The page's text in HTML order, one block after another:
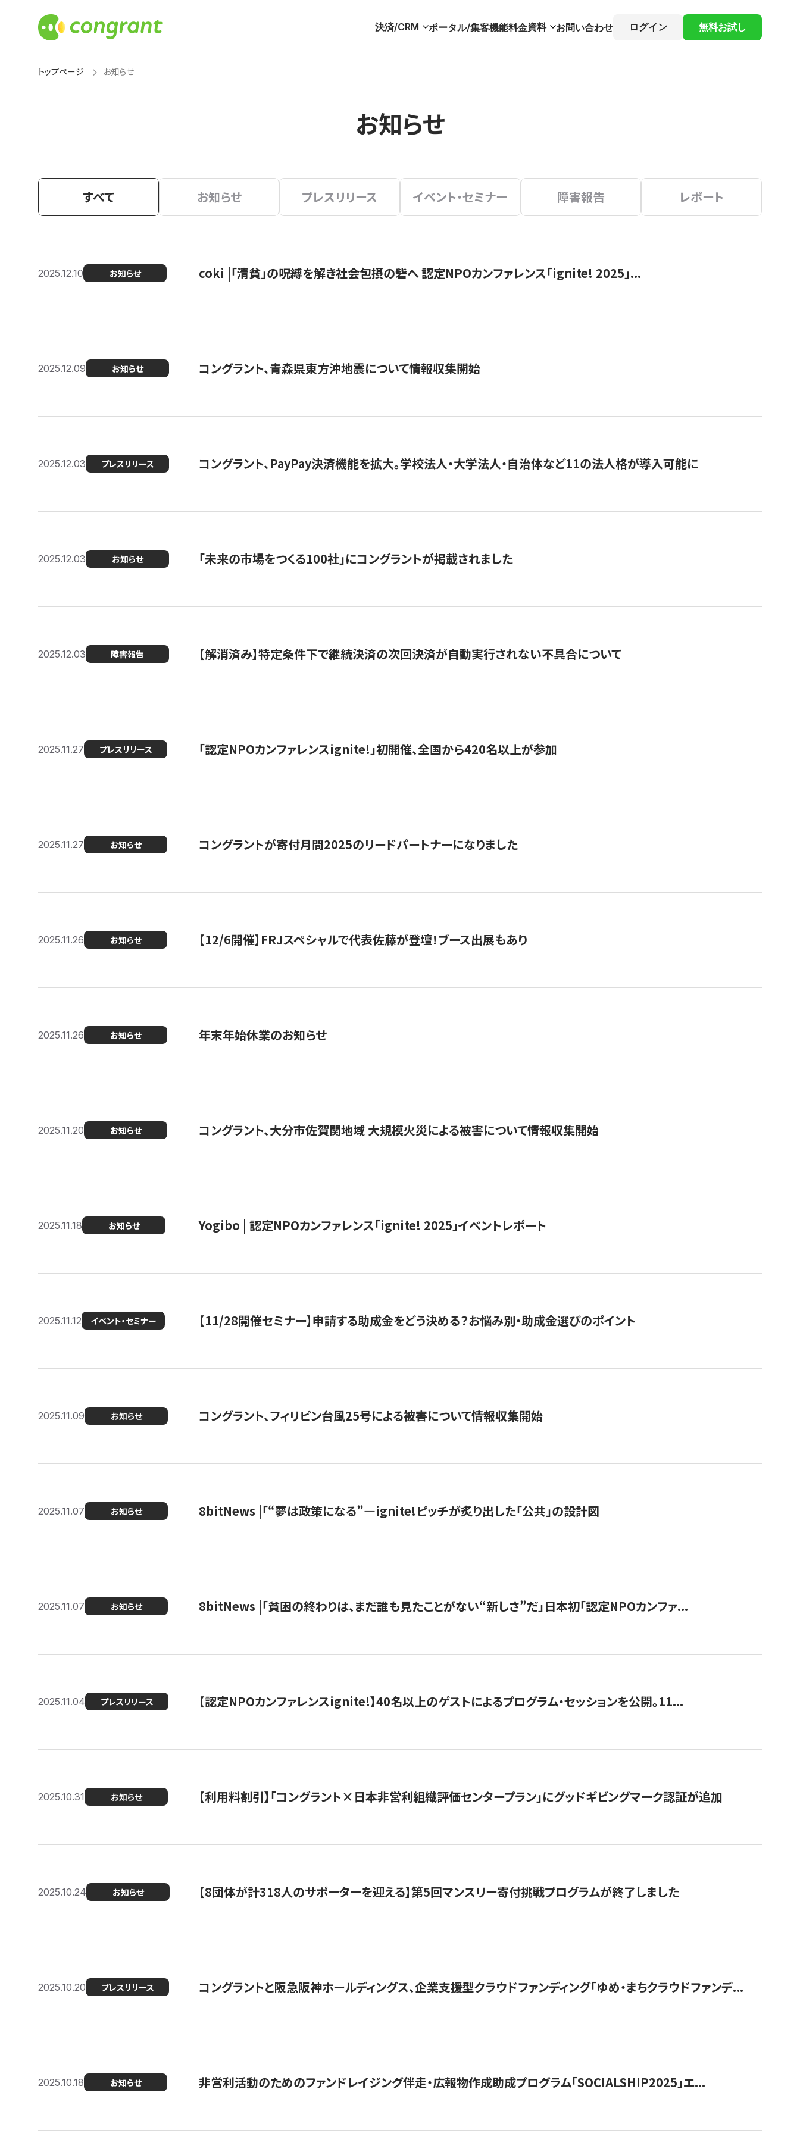
決済/CRM ポータル/集客機能料金資料 お問い合わせ ログイン 無料お試し
トップページ お知らせ
お知らせ
すべて お知らせ プレスリリース イベント・セミナー 障害報告 レポート
2025.12.10 お知らせ coki |「清貧」の呪縛を解き社会包摂の砦へ 認定NPOカンファレンス「ignite! 2025」...
2025.12.09 お知らせ コングラント、青森県東方沖地震について情報収集開始
2025.12.03 プレスリリース コングラント、PayPay決済機能を拡大。学校法人・大学法人・自治体など11の法人格が導入可能に
2025.12.03 お知らせ 「未来の市場をつくる100社」にコングラントが掲載されました
2025.12.03 障害報告 【解消済み】特定条件下で継続決済の次回決済が自動実行されない不具合について
2025.11.27 プレスリリース 「認定NPOカンファレンスignite!」初開催、全国から420名以上が参加
2025.11.27 お知らせ コングラントが寄付月間2025のリードパートナーになりました
2025.11.26 お知らせ 【12/6開催】FRJスペシャルで代表佐藤が登壇！ブース出展もあり
2025.11.26 お知らせ 年末年始休業のお知らせ
2025.11.20 お知らせ コングラント、大分市佐賀関地域 大規模火災による被害について情報収集開始
2025.11.18 お知らせ Yogibo | 認定NPOカンファレンス「ignite! 2025」イベントレポート
2025.11.12 イベント・セミナー 【11/28開催セミナー】申請する助成金をどう決める？お悩み別・助成金選びのポイント
2025.11.09 お知らせ コングラント、フィリピン台風25号による被害について情報収集開始
2025.11.07 お知らせ 8bitNews |「“夢は政策になる”—ignite!ピッチが炙り出した「公共」の設計図
2025.11.07 お知らせ 8bitNews |「貧困の終わりは、まだ誰も見たことがない“新しさ”だ」日本初「認定NPOカンファ...
2025.11.04 プレスリリース 【認定NPOカンファレンスignite!】40名以上のゲストによるプログラム・セッションを公開。11...
2025.10.31 お知らせ 【利用料割引】「コングラント×日本非営利組織評価センタープラン」にグッドギビングマーク認証が追加
2025.10.24 お知らせ 【8団体が計318人のサポーターを迎える】​​第5回マンスリー寄付挑戦プログラムが終了しました
2025.10.20 プレスリリース コングラントと阪急阪神ホールディングス、企業支援型クラウドファンディング「ゆめ・まちクラウドファンデ...
2025.10.18 お知らせ 非営利活動のためのファンドレイジング伴走・広報物作成助成プログラム「SOCIALSHIP2025」エ...